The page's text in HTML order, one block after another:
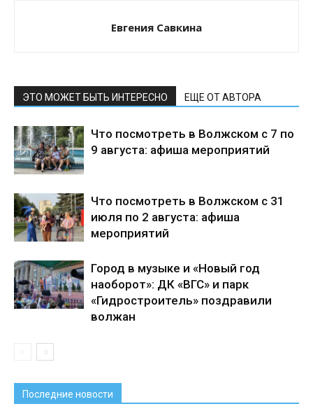
Евгения Савкина
ЭТО МОЖЕТ БЫТЬ ИНТЕРЕСНО ЕЩЕ ОТ АВТОРА
Что посмотреть в Волжском с 7 по
9 августа: афиша мероприятий
Что посмотреть в Волжском с 31
июля по 2 августа: афиша
мероприятий
Город в музыке и «Новый год
наоборот»: ДК «ВГС» и парк
«Гидростроитель» поздравили
волжан
Последние новости